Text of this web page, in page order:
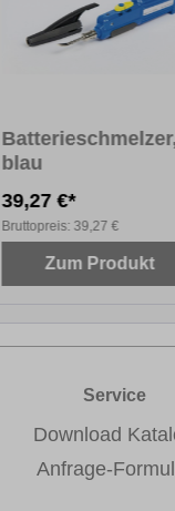
blau
39,27 €*
Bruttopreis: 39,27 €
Zum Produkt
Service
Download
Anfrage-